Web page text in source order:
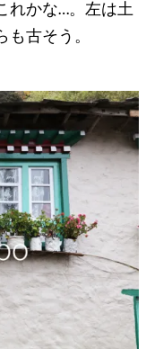
れかな…。左は土
古そう。